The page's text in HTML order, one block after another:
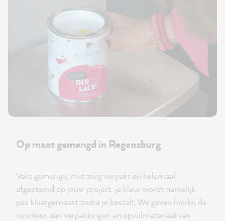
Op maat gemengd in Regensburg
Vers gemengd, met zorg verpakt en helemaal
afgestemd op jouw project: je kleur wordt namelijk
pas klaargemaakt zodra je bestelt. We geven hierbij de
voorkeur aan verpakkingen en opvulmateriaal van